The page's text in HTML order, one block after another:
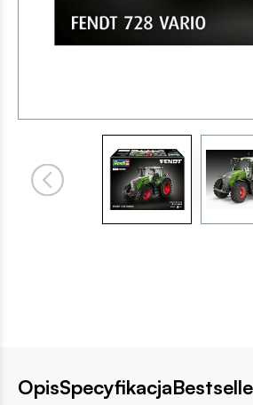
OpisSpecyfikacja